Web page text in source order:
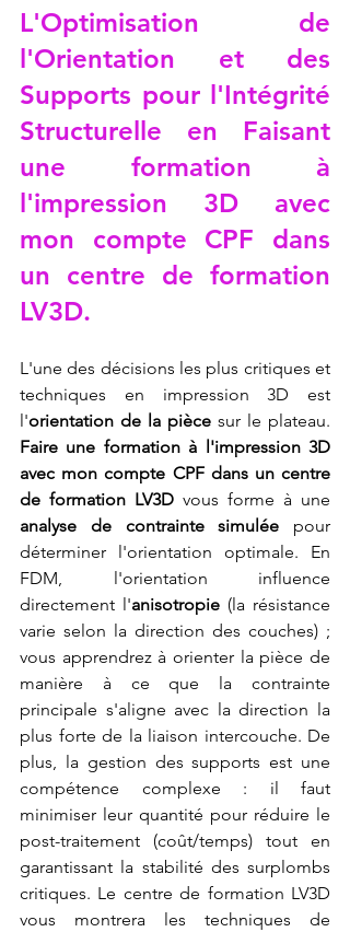
L'Optimisation de
l'Orientation et des
Supports pour l'Intégrité
Structurelle en Faisant
une formation à
l'impression 3D avec
mon compte CPF dans
un centre de formation
LV3D.
L'une des décisions les plus critiques et
techniques en impression 3D est
l'orientation de la pièce
Faire une formation à l'impression 3D
avec mon compte CPF dans un centre
de formation LV3D
analyse de contrainte simulée pour
déterminer l'orientation optimale. En
FDM, l'orientation influence
directement l'anisotropie (la résistance
varie selon la direction des couches) ;
vous apprendrez à orienter la pièce de
manière à ce que la contrainte
principale s'aligne avec la direction la
plus forte de la liaison intercouche. De
plus, la gestion des supports est une
compétence complexe : il faut
minimiser leur quantité pour réduire le
post-traitement (coût/temps) tout en
garantissant la stabilité des surplombs
critiques. Le centre de formation LV3D
vous montrera les techniques de